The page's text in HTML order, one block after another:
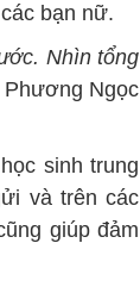
bạn nữ.
Nhìn tổng
Phương Ngọc
sinh trung
và trên các
giúp đảm